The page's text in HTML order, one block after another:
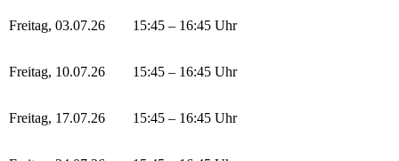
Freitag, 03.07.26 15:45 – 16:45 Uhr
Freitag, 10.07.26 15:45 – 16:45 Uhr
Freitag, 17.07.26 15:45 – 16:45 Uhr